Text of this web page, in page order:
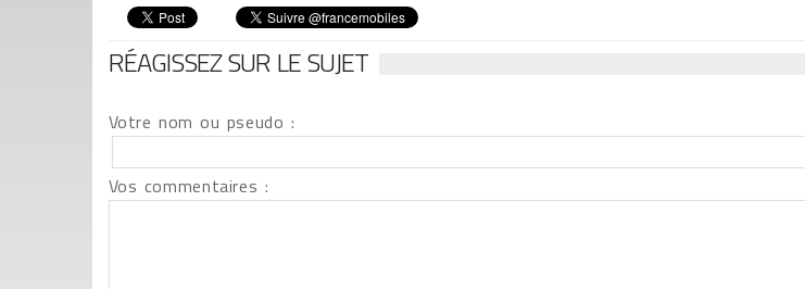
RÉAGISSEZ SUR LE SUJET
Votre nom ou pseudo :
Vos commentaires :